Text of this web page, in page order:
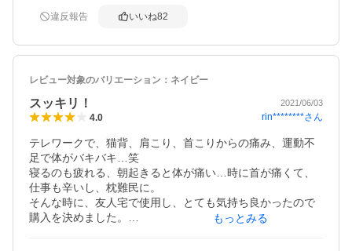
あまりに気持ちよくて、うとうとしてしまうこともあるく
私にとっての効果は相当なものです。
少したことにも驚きです。
趣味でSUPサーフィンをしますが、肩甲骨が動く様になっ
たからか、パドルでの漕ぎがスムーズになった気がしま
毎日頑張って乗って健康な身体を維持していきたいです。
違反報告 いいね82
レビュー対象のバリエーション： ネイビー
スッキリ！ 2021/06/03
4.0 rin********さん
テレワークで、猫背、肩こり、首こりからの痛み、運動不
足で体がバキバキ…笑
寝るのも疲れる、朝起きると体が痛い…時に首が痛くて、
仕事も辛いし、枕難民に。
そんな時に、友人宅で使用し、とても気持ち良かったので
購入を決めました。
もっとみる